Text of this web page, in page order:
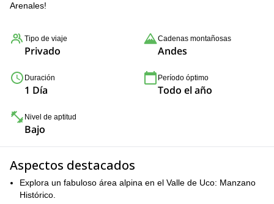
Arenales!
Tipo de viaje
Privado
Cadenas montañosas
Andes
Duración
1 Día
Período óptimo
Todo el año
Nivel de aptitud
Bajo
Aspectos destacados
Explora un fabuloso área alpina en el Valle de Uco: Manzano
Histórico.